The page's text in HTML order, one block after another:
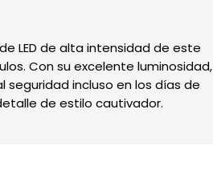
LED de alta intensidad de este
Con su excelente luminosidad,
incluso en los días de
de estilo cautivador.